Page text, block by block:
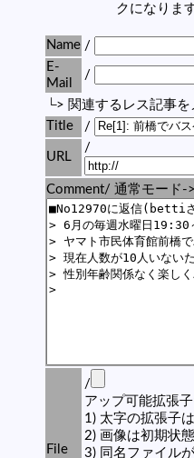
クになりま
Name /
E-
Mail
/
└> 関連するレス記事
Title
/
URL
/
Comment/ 通常モード->
File
/
アップ可能拡張
1) 太字の拡張子
2) 画像は初期状
3) 同名ファイル